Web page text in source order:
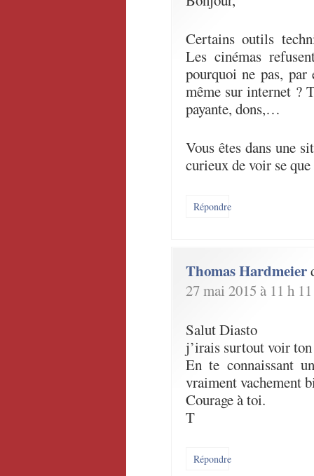
Certains outils
Les cinémas
pourquoi ne pas,
même sur internet ?
payante, dons,…
Vous êtes dans une
curieux de voir se
Répondre
Thomas Hardmeier
27 mai 2015 à 11 h
Salut Diasto
j’irais surtout voir
En te connaissant
vraiment vachement
Courage à toi.
T
Répondre